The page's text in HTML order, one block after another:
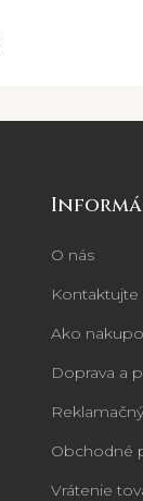
O nás
Kontaktujte
Ako
Doprava a
Obchodné
Vrátenie